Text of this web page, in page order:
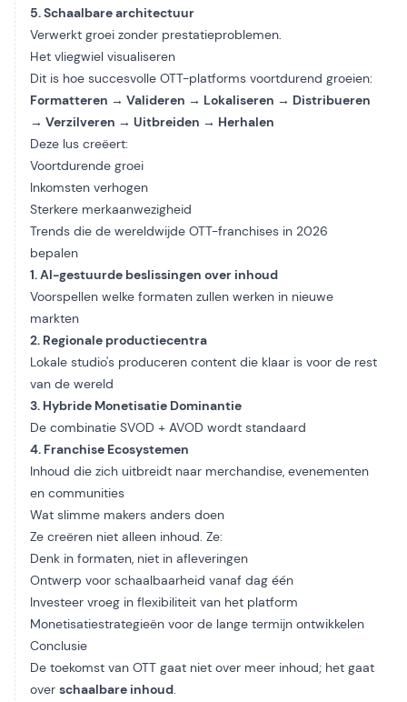
5. Schaalbare architectuur
Verwerkt groei zonder prestatieproblemen.
Het vliegwiel visualiseren
Dit is hoe succesvolle OTT-platforms voortdurend groeien:
Formatteren → Valideren → Lokaliseren → Distribueren
→ Verzilveren → Uitbreiden → Herhalen
Deze lus creëert:
Voortdurende groei
Inkomsten verhogen
Sterkere merkaanwezigheid
Trends die de wereldwijde OTT-franchises in 2026
bepalen
1. AI-gestuurde beslissingen over inhoud
Voorspellen welke formaten zullen werken in nieuwe
markten
2. Regionale productiecentra
Lokale studio's produceren content die klaar is voor de rest
van de wereld
3. Hybride Monetisatie Dominantie
De combinatie SVOD + AVOD wordt standaard
4. Franchise Ecosystemen
Inhoud die zich uitbreidt naar merchandise, evenementen
en communities
Wat slimme makers anders doen
Ze creëren niet alleen inhoud. Ze:
Denk in formaten, niet in afleveringen
Ontwerp voor schaalbaarheid vanaf dag één
Investeer vroeg in flexibiliteit van het platform
Monetisatiestrategieën voor de lange termijn ontwikkelen
Conclusie
De toekomst van OTT gaat niet over meer inhoud; het gaat
over schaalbare inhoud.